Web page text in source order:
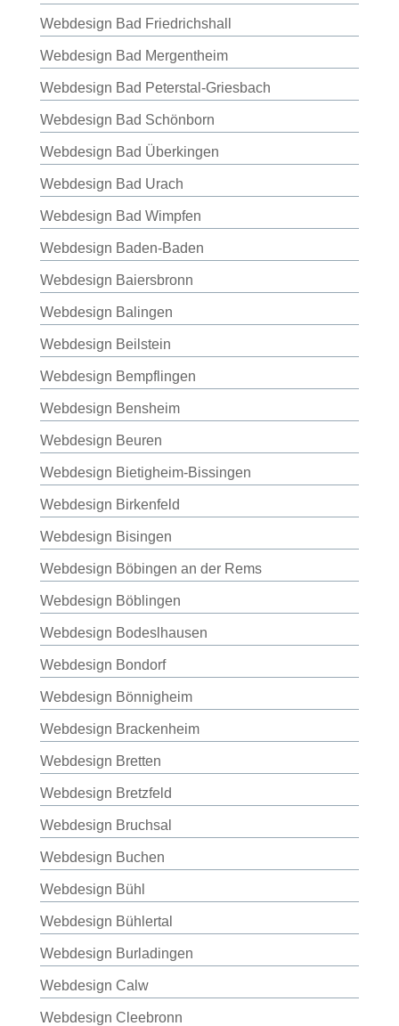
Webdesign Bad Friedrichshall
Webdesign Bad Mergentheim
Webdesign Bad Peterstal-Griesbach
Webdesign Bad Schönborn
Webdesign Bad Überkingen
Webdesign Bad Urach
Webdesign Bad Wimpfen
Webdesign Baden-Baden
Webdesign Baiersbronn
Webdesign Balingen
Webdesign Beilstein
Webdesign Bempflingen
Webdesign Bensheim
Webdesign Beuren
Webdesign Bietigheim-Bissingen
Webdesign Birkenfeld
Webdesign Bisingen
Webdesign Böbingen an der Rems
Webdesign Böblingen
Webdesign Bodeslhausen
Webdesign Bondorf
Webdesign Bönnigheim
Webdesign Brackenheim
Webdesign Bretten
Webdesign Bretzfeld
Webdesign Bruchsal
Webdesign Buchen
Webdesign Bühl
Webdesign Bühlertal
Webdesign Burladingen
Webdesign Calw
Webdesign Cleebronn